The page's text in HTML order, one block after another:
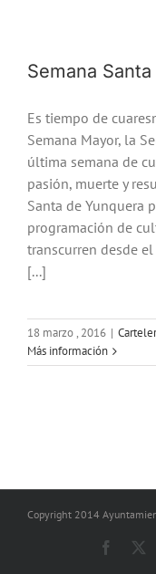
Semana
Es tiempo de
Semana Mayor, la
última semana de
pasión, muerte y
Santa de Yunquera
programación de
transcurren desde
[...]
18 marzo , 2016 |
Más información
Copyright 2014